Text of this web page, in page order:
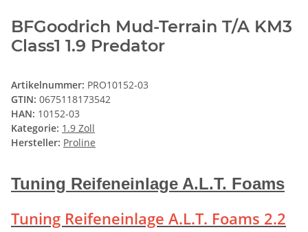
BFGoodrich Mud-Terrain T/A KM3
Class1 1.9 Predator
Artikelnummer: PRO10152-03
GTIN: 0675118173542
HAN: 10152-03
Kategorie: 1.9 Zoll
Hersteller: Proline
Tuning Reifeneinlage A.L.T. Foams
Tuning Reifeneinlage A.L.T. Foams 2.2